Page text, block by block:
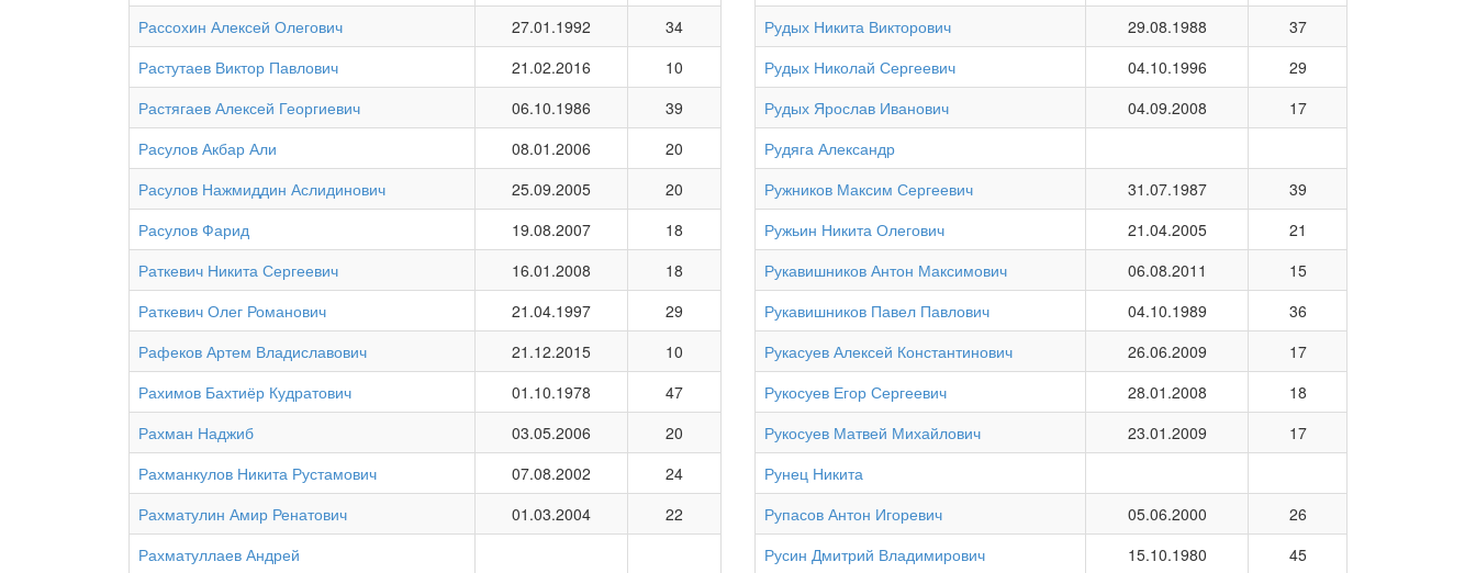
Рассохин Алексей Олегович
27.01.1992
34
Растутаев Виктор Павлович
21.02.2016
10
Растягаев Алексей Георгиевич
06.10.1986
39
Расулов Акбар Али
08.01.2006
20
Расулов Нажмиддин Аслидинович
25.09.2005
20
Расулов Фарид
19.08.2007
18
Раткевич Никита Сергеевич
16.01.2008
18
Раткевич Олег Романович
21.04.1997
29
Рафеков Артем Владиславович
21.12.2015
10
Рахимов Бахтиёр Кудратович
01.10.1978
47
Рахман Наджиб
03.05.2006
20
Рахманкулов Никита Рустамович
07.08.2002
24
Рахматулин Амир Ренатович
01.03.2004
22
Рахматуллаев Андрей
Рудых Никита Викторович
29.08.1988
37
Рудых Николай Сергеевич
04.10.1996
29
Рудых Ярослав Иванович
04.09.2008
17
Рудяга Александр
Ружников Максим Сергеевич
31.07.1987
39
Ружьин Никита Олегович
21.04.2005
21
Рукавишников Антон Максимович
06.08.2011
15
Рукавишников Павел Павлович
04.10.1989
36
Рукасуев Алексей Константинович
26.06.2009
17
Рукосуев Егор Сергеевич
28.01.2008
18
Рукосуев Матвей Михайлович
23.01.2009
17
Рунец Никита
Рупасов Антон Игоревич
05.06.2000
26
Русин Дмитрий Владимирович
15.10.1980
45